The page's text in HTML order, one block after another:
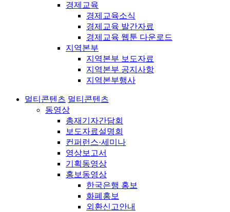
경제교육
경제교육소식
경제교육 발간자료
경제교육 웹툰 다운로드
지역본부
지역본부 보도자료
지역본부 공지사항
지역본부행사
멀티콘텐츠 멀티콘텐츠
동영상
총재기자간담회
보도자료설명회
컨퍼런스·세미나
영상보고서
기획동영상
홍보동영상
한국은행 홍보
화폐홍보
외환신고안내